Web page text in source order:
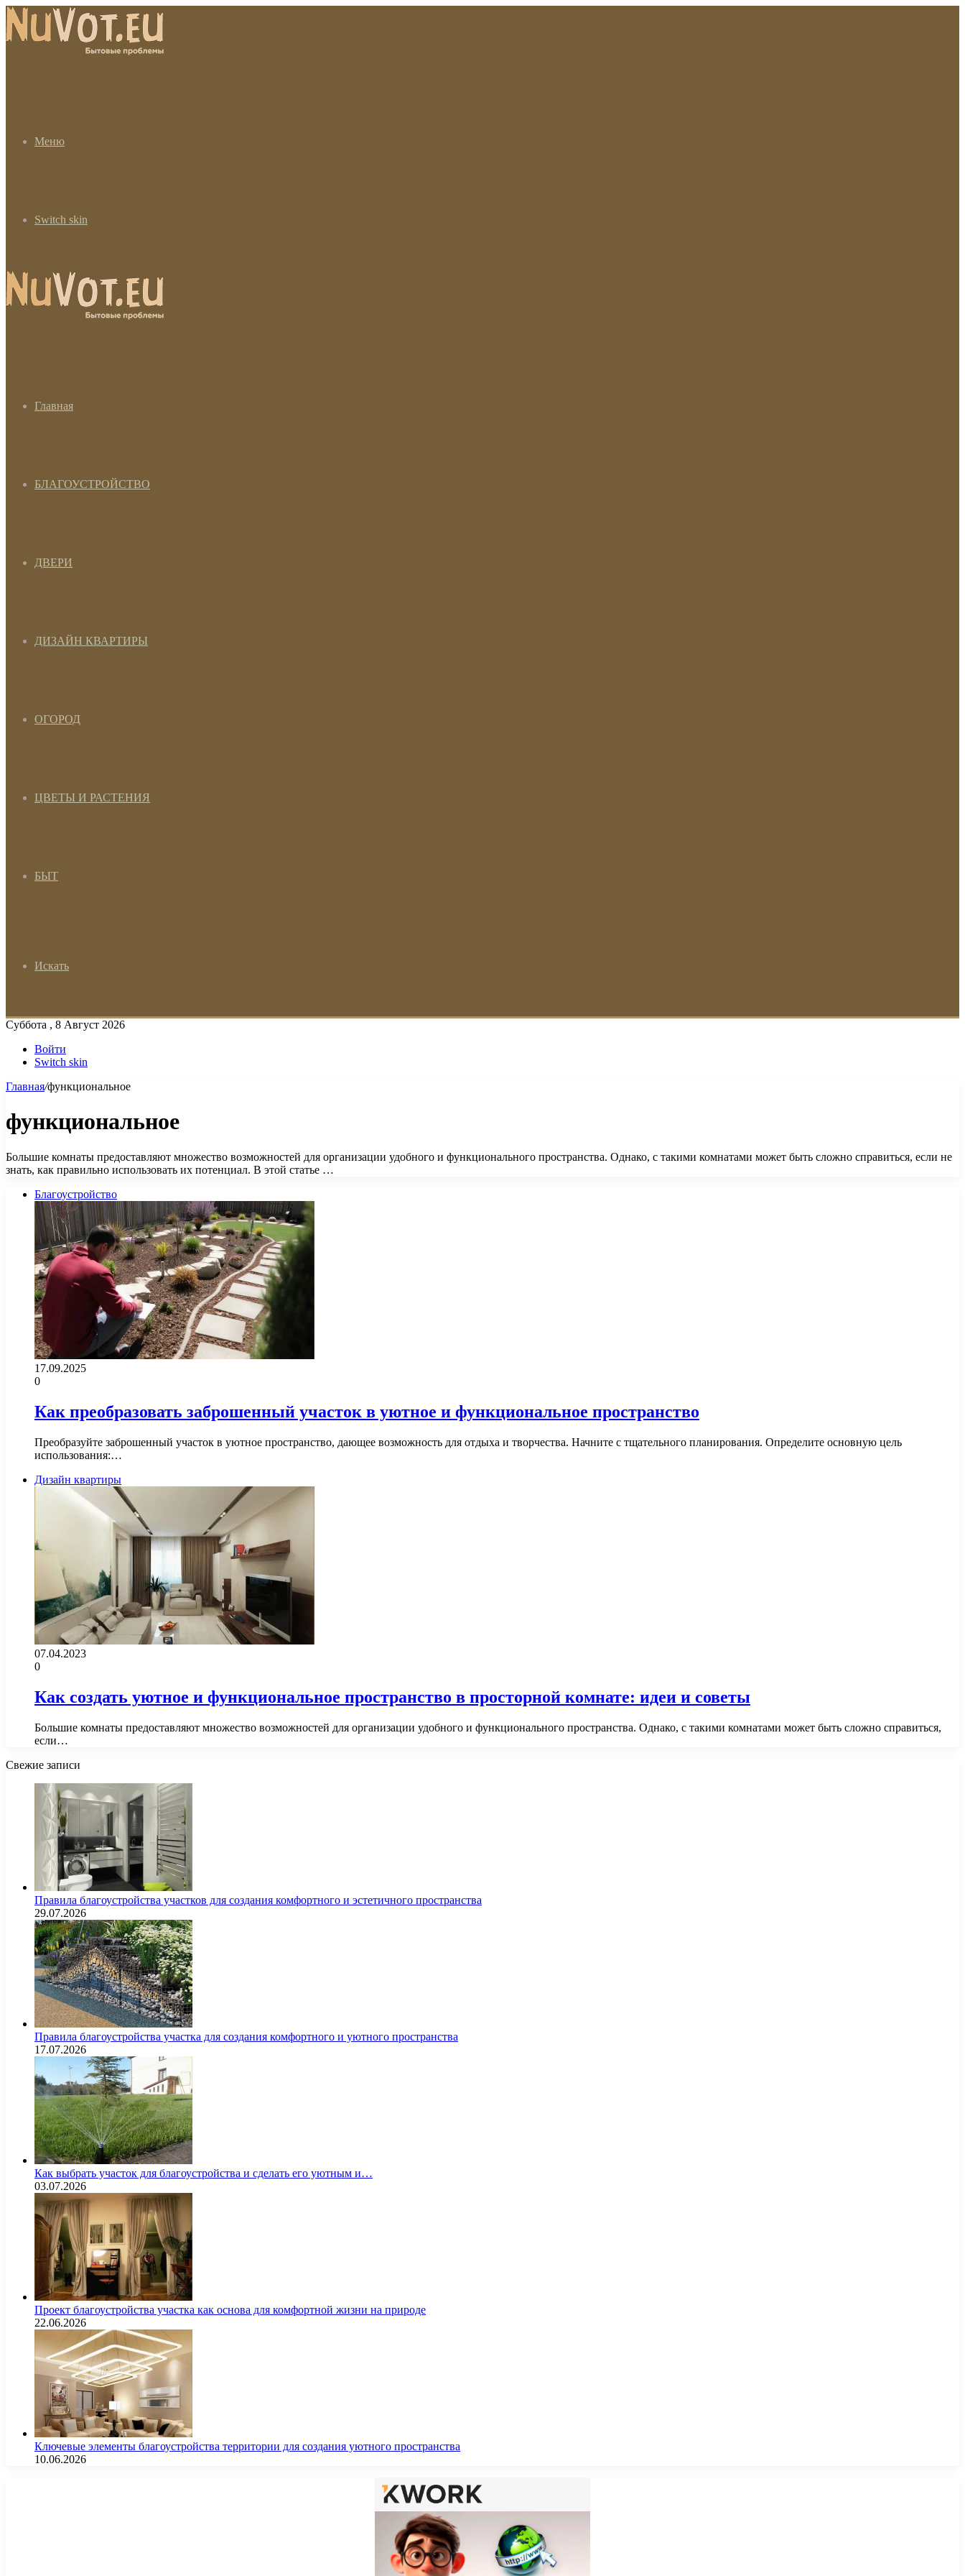
Меню
Switch skin
Главная
БЛАГОУСТРОЙСТВО
ДВЕРИ
ДИЗАЙН КВАРТИРЫ
ОГОРОД
ЦВЕТЫ И РАСТЕНИЯ
БЫТ
Искать
Суббота , 8 Август 2026
Войти
Switch skin
Главная/функциональное
функциональное
Большие комнаты предоставляют множество возможностей для организации удобного и функционального пространства. Однако, с такими комнатами может быть сложно справиться, если не
знать, как правильно использовать их потенциал. В этой статье …
Благоустройство
17.09.2025
0
Как преобразовать заброшенный участок в уютное и функциональное пространство
Преобразуйте заброшенный участок в уютное пространство, дающее возможность для отдыха и творчества. Начните с тщательного планирования. Определите основную цель
использования:…
Дизайн квартиры
07.04.2023
0
Как создать уютное и функциональное пространство в просторной комнате: идеи и советы
Большие комнаты предоставляют множество возможностей для организации удобного и функционального пространства. Однако, с такими комнатами может быть сложно справиться,
если…
Свежие записи
Правила благоустройства участков для создания комфортного и эстетичного пространства
29.07.2026
Правила благоустройства участка для создания комфортного и уютного пространства
17.07.2026
Как выбрать участок для благоустройства и сделать его уютным и…
03.07.2026
Проект благоустройства участка как основа для комфортной жизни на природе
22.06.2026
Ключевые элементы благоустройства территории для создания уютного пространства
10.06.2026